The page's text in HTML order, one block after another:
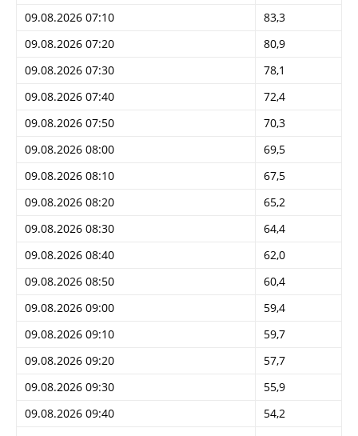
09.08.2026 07:10
83,3
09.08.2026 07:20
80,9
09.08.2026 07:30
78,1
09.08.2026 07:40
72,4
09.08.2026 07:50
70,3
09.08.2026 08:00
69,5
09.08.2026 08:10
67,5
09.08.2026 08:20
65,2
09.08.2026 08:30
64,4
09.08.2026 08:40
62,0
09.08.2026 08:50
60,4
09.08.2026 09:00
59,4
09.08.2026 09:10
59,7
09.08.2026 09:20
57,7
09.08.2026 09:30
55,9
09.08.2026 09:40
54,2